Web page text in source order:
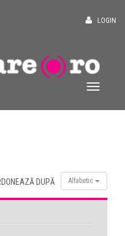
LOGIN
Alfabetic
DUPĂ